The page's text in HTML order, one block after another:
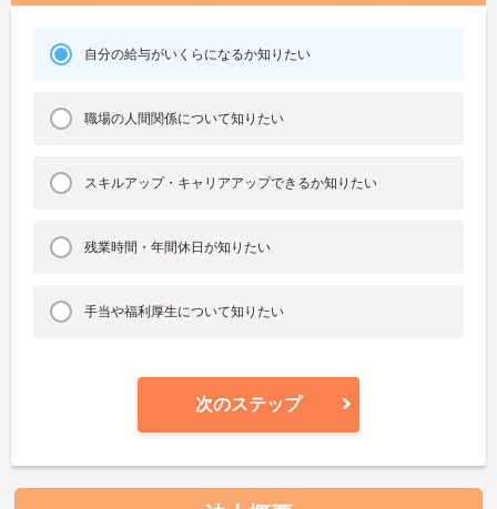
自分の給与がいくらになるか知りたい
職場の人間関係について知りたい
スキルアップ・キャリアアップできるか知りたい
残業時間・年間休日が知りたい
手当や福利厚生について知りたい
次のステップ